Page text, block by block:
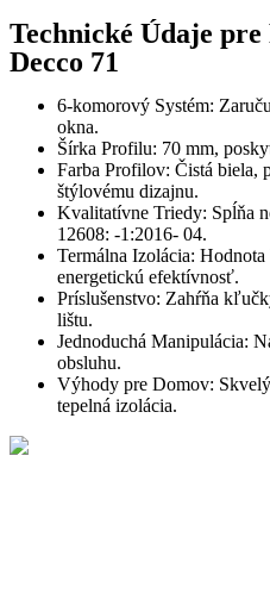
Technické Údaje pre
Decco 71
6-komorový Systém:
okna.
Šírka Profilu: 70 mm,
Farba Profilov: Čistá biela,
štýlovému dizajnu.
Kvalitatívne Triedy: Spĺňa
12608: -1:2016- 04.
Termálna Izolácia:
energetickú efektívnosť.
Príslušenstvo: Zahŕňa
lištu.
Jednoduchá Manipulácia:
obsluhu.
Výhody pre Domov:
tepelná izolácia.